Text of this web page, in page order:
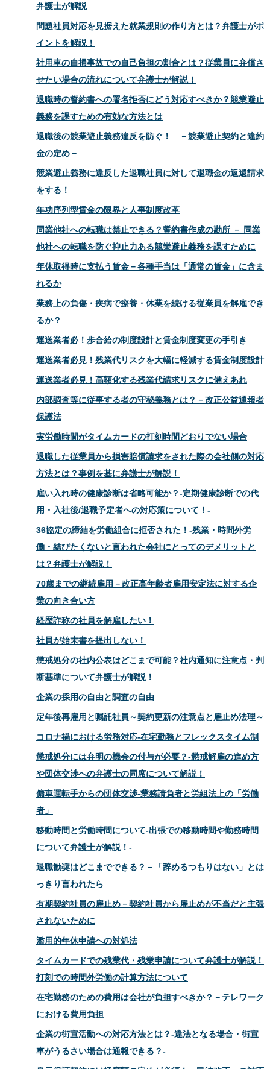
弁護士が解説
問題社員対応を見据えた就業規則の作り方とは？弁護士がポ
イントを解説！
社用車の自損事故での自己負担の割合とは？従業員に弁償さ
せたい場合の流れについて弁護士が解説！
退職時の誓約書への署名拒否にどう対応すべきか？競業避止
義務を課すための有効な方法とは
退職後の競業避止義務違反を防ぐ！ －競業避止契約と違約
金の定め－
競業避止義務に違反した退職社員に対して退職金の返還請求
をする！
年功序列型賃金の限界と人事制度改革
同業他社への転職は禁止できる？誓約書作成の勘所 － 同業
他社への転職を防ぐ抑止力ある競業避止義務を課すために
年休取得時に支払う賃金－各種手当は「通常の賃金」に含ま
れるか
業務上の負傷・疾病で療養・休業を続ける従業員を解雇でき
るか？
運送業者必！歩合給の制度設計と賃金制度変更の手引き
運送業者必見！残業代リスクを大幅に軽減する賃金制度設計
運送業者必見！高額化する残業代請求リスクに備えあれ
内部調査等に従事する者の守秘義務とは？－改正公益通報者
保護法
実労働時間がタイムカードの打刻時間どおりでない場合
退職した従業員から損害賠償請求をされた際の会社側の対応
方法とは？事例を基に弁護士が解説！
雇い入れ時の健康診断は省略可能か？-定期健康診断での代
用・入社後/退職予定者への対応策について！-
36協定の締結を労働組合に拒否された！-残業・時間外労
働・結びたくないと言われた会社にとってのデメリットと
は？弁護士が解説！
70歳までの継続雇用－改正高年齢者雇用安定法に対する企
業の向き合い方
経歴詐称の社員を解雇したい！
社員が始末書を提出しない！
懲戒処分の社内公表はどこまで可能？社内通知に注意点・判
断基準について弁護士が解説！
企業の採用の自由と調査の自由
定年後再雇用と嘱託社員～契約更新の注意点と雇止め法理～
コロナ禍における労務対応‐在宅勤務とフレックスタイム制
懲戒処分には弁明の機会の付与が必要？-懲戒解雇の進め方
や団体交渉への弁護士の同席について解説！
傭車運転手からの団体交渉‐業務請負者と労組法上の「労働
者」
移動時間と労働時間について-出張での移動時間や勤務時間
について弁護士が解説！-
退職勧奨はどこまでできる？－「辞めるつもりはない」とは
っきり言われたら
有期契約社員の雇止め－契約社員から雇止めが不当だと主張
されないために
濫用的年休申請への対処法
タイムカードでの残業代・残業申請について弁護士が解説！
打刻での時間外労働の計算方法について
在宅勤務のための費用は会社が負担すべきか？－テレワーク
における費用負担
企業の街宣活動への対応方法とは？-違法となる場合・街宣
車がうるさい場合は通報できる？-